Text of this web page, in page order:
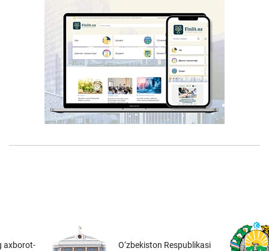
axborot-
O‘zbekiston Respublikasi